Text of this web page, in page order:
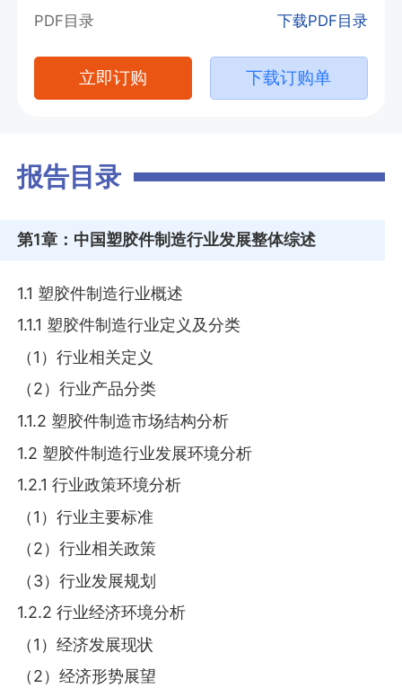
PDF目录 下载PDF目录
立即订购 下载订购单
报告目录
第1章 ：中国塑胶件制造行业发展整体综述
1.1 塑胶件制造行业概述
1.1.1 塑胶件制造行业定义及分类
（1）行业相关定义
（2）行业产品分类
1.1.2 塑胶件制造市场结构分析
1.2 塑胶件制造行业发展环境分析
1.2.1 行业政策环境分析
（1）行业主要标准
（2）行业相关政策
（3）行业发展规划
1.2.2 行业经济环境分析
（1）经济发展现状
（2）经济形势展望